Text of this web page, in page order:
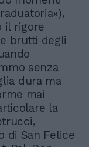
il rigore
brutti degli
senza
dura ma
mai
la
di San Felice